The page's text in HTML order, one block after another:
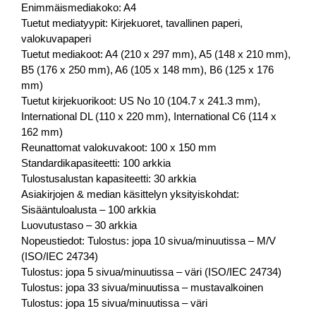
Enimmäismediakoko: A4
Tuetut mediatyypit: Kirjekuoret, tavallinen paperi,
valokuvapaperi
Tuetut mediakoot: A4 (210 x 297 mm), A5 (148 x 210 mm),
B5 (176 x 250 mm), A6 (105 x 148 mm), B6 (125 x 176
mm)
Tuetut kirjekuorikoot: US No 10 (104.7 x 241.3 mm),
International DL (110 x 220 mm), International C6 (114 x
162 mm)
Reunattomat valokuvakoot: 100 x 150 mm
Standardikapasiteetti: 100 arkkia
Tulostusalustan kapasiteetti: 30 arkkia
Asiakirjojen & median käsittelyn yksityiskohdat:
Sisääntuloalusta – 100 arkkia
Luovutustaso – 30 arkkia
Nopeustiedot: Tulostus: jopa 10 sivua/minuutissa – M/V
(ISO/IEC 24734)
Tulostus: jopa 5 sivua/minuutissa – väri (ISO/IEC 24734)
Tulostus: jopa 33 sivua/minuutissa – mustavalkoinen
Tulostus: jopa 15 sivua/minuutissa – väri